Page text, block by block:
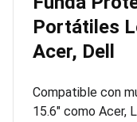
Portátiles
Acer, Dell
Compatible con
15.6″ como Acer,